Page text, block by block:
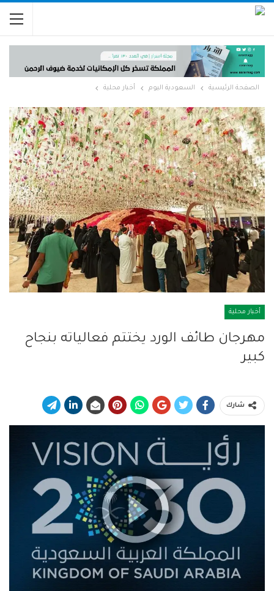
الصفحة الرئيسية السعودية اليوم أخبار محلية
أخبار محلية
مهرجان طائف الورد يختتم فعالياته بنجاح
كبير
شارك